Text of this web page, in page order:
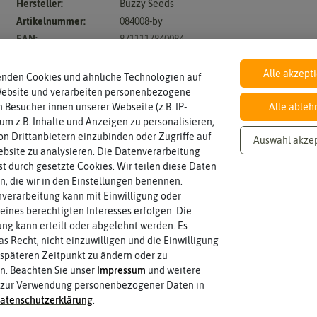
Anzucht,
Auss
Piki
Aus
nze
n
Hersteller:
Buzzy Seeds
Artikelnummer:
084008-by
EAN:
8711117840084
Inhalt
0,5 g Wie viel ist enthalten
Botanischer Name
Capsicum annuum
Der botanische (lateinische)
Namen zur eindeutigen
Standort
sonnig
Wie viel Licht benötigt die
Pflanze? (schattig, halbschattig,
sonnig, vollsonnig)
Winterhart
nein
Pflanzen, die im Freien ohne
Probleme überwintern können.
Lebensdauer
mehrjährig
Pflanzen werden kategorisiert in:
einjährig, zweijährig oder
mehrjährig.
grün
Die Farbe der reifen Frucht, die
Cookies und ähnliche Technologien auf
und verarbeiten personenbezogene
Besucher:innen unserer Webseite (z.B. IP-
z.B. Inhalte und Anzeigen zu personalisieren,
Drittanbietern einzubinden oder Zugriffe auf
zu analysieren. Die Datenverarbeitung
durch gesetzte Cookies. Wir teilen diese Daten
die wir in den Einstellungen benennen.
kann mit Einwilligung oder
berechtigten Interesses erfolgen. Die
kann erteilt oder abgelehnt werden. Es
Recht, nicht einzuwilligen und die Einwilligung
Zeitpunkt zu ändern oder zu
Beachten Sie unser Impressum und weitere
Verwendung personenbezogener Daten in
Alle
Alle
Auswahl